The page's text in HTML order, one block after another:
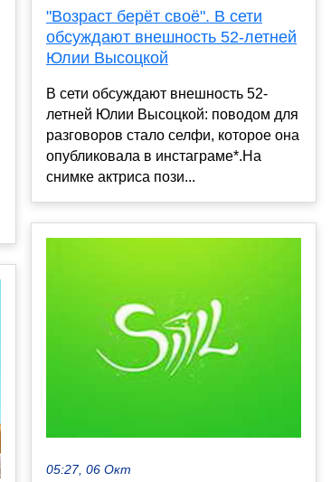
"Возраст берёт своё". В сети
обсуждают внешность 52-летней
Юлии Высоцкой
В сети обсуждают внешность 52-
летней Юлии Высоцкой: поводом для
разговоров стало селфи, которое она
опубликовала в инстаграме*.На
снимке актриса пози...
05:27, 06 Окт